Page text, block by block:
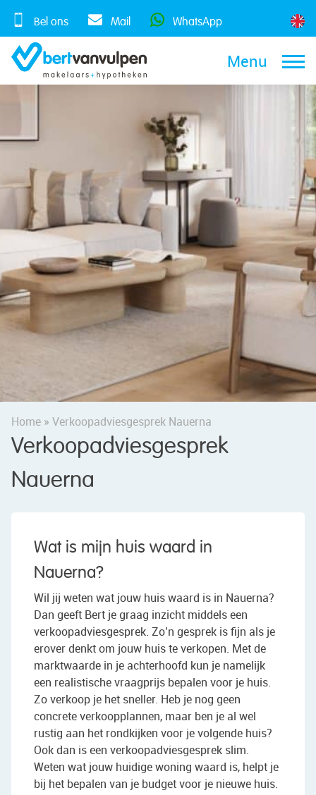
content
Bel ons Mail WhatsApp
Menu
Home » Verkoopadviesgesprek Nauerna
Verkoopadviesgesprek
Nauerna
Wat is mijn huis waard in
Nauerna?
Wil jij weten wat jouw huis waard is in Nauerna?
Dan geeft Bert je graag inzicht middels een
verkoopadviesgesprek. Zo’n gesprek is fijn als je
erover denkt om jouw huis te verkopen. Met de
marktwaarde in je achterhoofd kun je namelijk
een realistische vraagprijs bepalen voor je huis.
Zo verkoop je het sneller. Heb je nog geen
concrete verkoopplannen, maar ben je al wel
rustig aan het rondkijken voor je volgende huis?
Ook dan is een verkoopadviesgesprek slim.
Weten wat jouw huidige woning waard is, helpt je
bij het bepalen van je budget voor je nieuwe huis.